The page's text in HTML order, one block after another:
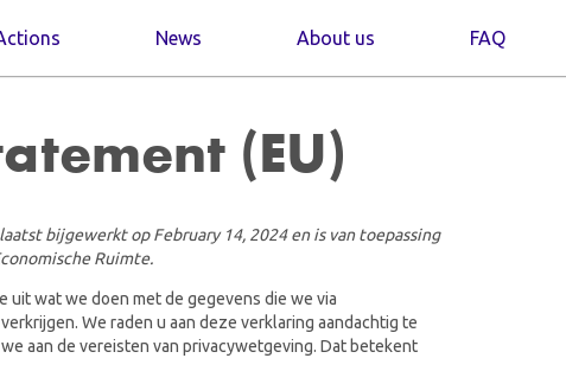
News About us FAQ
(EU)
bijgewerkt op February 14, 2024 en is van toepassing
Ruimte.
uit wat we doen met de gegevens die we via
We raden u aan deze verklaring aandachtig te
aan de vereisten van privacywetgeving. Dat betekent